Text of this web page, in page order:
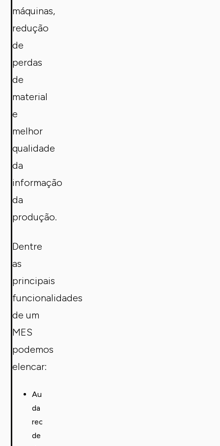
máquinas,
redução
de
perdas
de
material
e
melhor
qualidade
da
informação
da
produção.
Dentre
as
principais
funcionalidades
de um
MES
podemos
elencar:
Automação
da
recolha
de